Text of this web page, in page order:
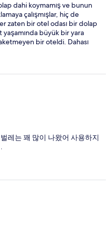
dahi koymamış ve bunun
çalışmışlar, hiç de
zaten bir otel odası bir dolap
yaşamında büyük bir yara
bir oteldi. Dahası
gecenin bir yarısı gelen
Ancak konumu gayet
레는 꽤 많이 나왔어 사용하지